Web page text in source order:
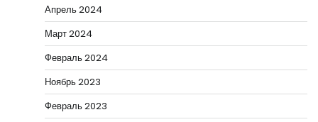
Апрель 2024
Март 2024
Февраль 2024
Ноябрь 2023
Февраль 2023